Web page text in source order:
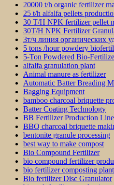
20000 t/h organic fertilizer
25 t/h alfalfa pellets
30 T/H NPK fertilizer pellet
30T/H NPK Fertilizer
3т/ч линия органических
5 tons /hour powdery
5-Ton Powdered Bio-
alfalfa granulation plant
Animal manure as fertilizer
Automatic Batter Breading
Bagging Equipment
bamboo charcoal briquette
Batter Coating Technology
BB Fertilizer Production Line
BBQ charcoal briquette
bentonite granule processing
best way to make compost
Bio Compound Fertilizer
bio compound fertilizer
bio fertilizer composting
Bio fertilizer Disc Granulator